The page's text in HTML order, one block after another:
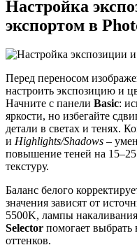
Настройка
экспортом в
Перед переносом
настроить экспозицию и
Начните с панели Basic:
яркости, но избегайте
детали в светах и тенях.
и Highlights/Shadows –
повышение теней на
текстуру.
Баланс белого
значения зависят от
5500K, лампы
Selector помогает выбрать
оттенков.